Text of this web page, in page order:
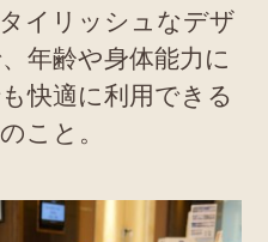
イリッシュなデザ
年齢や身体能力に
快適に利用できる
こと。